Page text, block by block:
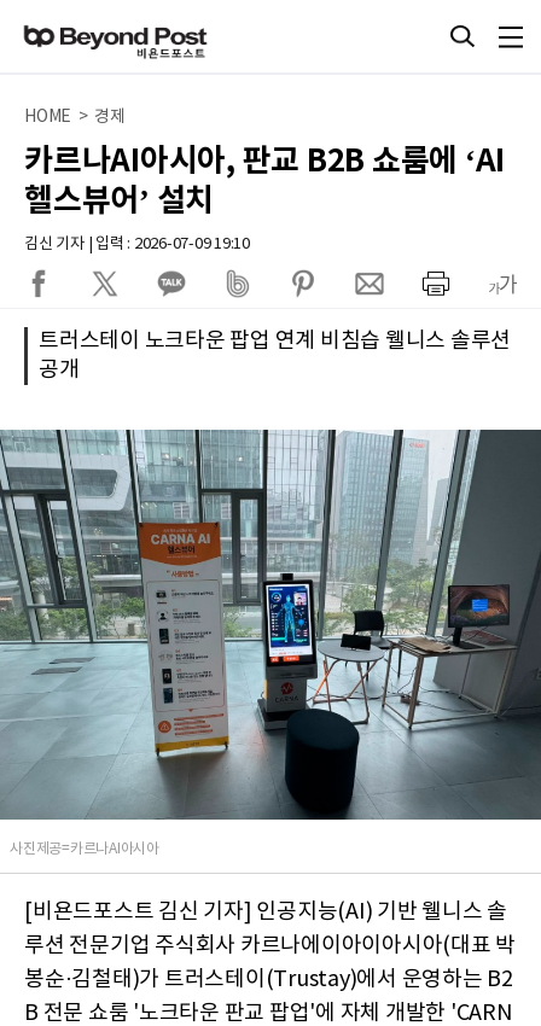
HOME > 경제
카르나AI아시아, 판교 B2B 쇼룸에 ‘AI
헬스뷰어’ 설치
김신 기자 | 입력 : 2026-07-09 19:10
트러스테이 노크타운 팝업 연계 비침습 웰니스 솔루션
공개
사진제공=카르나AI아시아
[비욘드포스트 김신 기자] 인공지능(AI) 기반 웰니스 솔
루션 전문기업 주식회사 카르나에이아이아시아(대표 박
봉순·김철태)가 트러스테이(Trustay)에서 운영하는 B2
B 전문 쇼룸 '노크타운 판교 팝업'에 자체 개발한 'CARN